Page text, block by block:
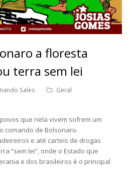
a floresta
terra sem lei
Sales
Geral
que nela vivem sofrem um
comando de Bolsonaro.
e até carteis de drogas
“sem lei”, onde o Estado que
e dos brasileiros é o principal